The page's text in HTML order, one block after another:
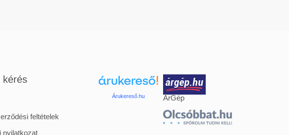
kérés
feltételek
nyilatkozat
Árukereső.hu ÁrGép